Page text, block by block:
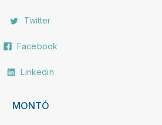
Twitter
Facebook
Linkedin
MONTÓ